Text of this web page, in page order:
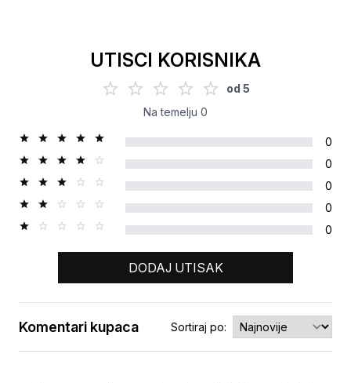
UTISCI KORISNIKA
od 5
Na temelju 0
0
0
0
0
0
DODAJ UTISAK
Ocjena
Komentari kupaca Sortiraj po: